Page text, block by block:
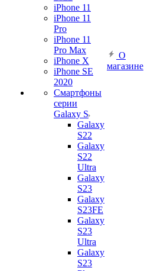
iPhone 11
iPhone 11
Pro
iPhone 11
Pro Max
iPhone X
iPhone SE
2020
Смартфоны
серии
Galaxy S
Galaxy
S22
Galaxy
S22
Ultra
Galaxy
S23
Galaxy
S23FE
Galaxy
S23
Ultra
Galaxy
S23
О
магазине